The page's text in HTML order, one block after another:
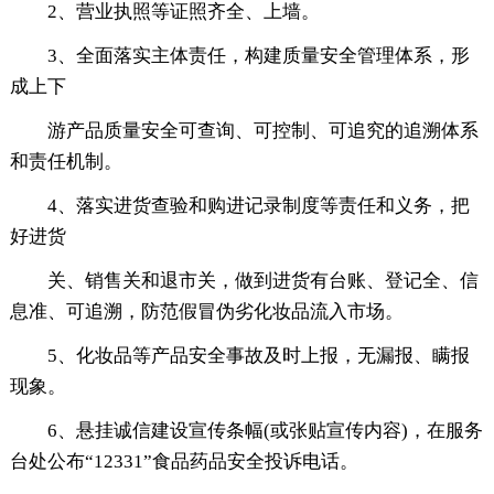
2、营业执照等证照齐全、上墙。
3、全面落实主体责任，构建质量安全管理体系，形
成上下
游产品质量安全可查询、可控制、可追究的追溯体系
和责任机制。
4、落实进货查验和购进记录制度等责任和义务，把
好进货
关、销售关和退市关，做到进货有台账、登记全、信
息准、可追溯，防范假冒伪劣化妆品流入市场。
5、化妆品等产品安全事故及时上报，无漏报、瞒报
现象。
6、悬挂诚信建设宣传条幅(或张贴宣传内容)，在服务
台处公布“12331”食品药品安全投诉电话。